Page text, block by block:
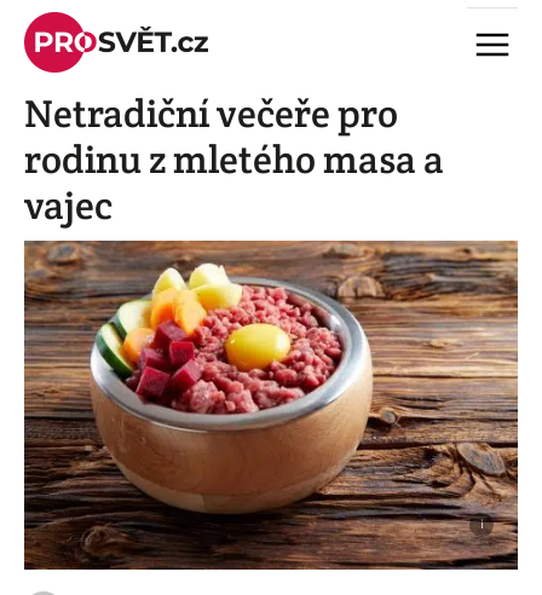
Skip
content
Menu
Netradiční večeře pro
rodinu z mletého masa a
vajec
i